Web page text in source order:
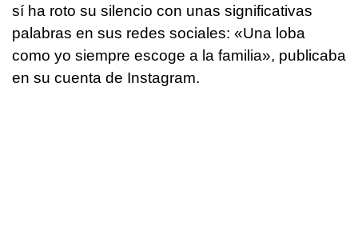
sí ha roto su silencio con unas significativas
palabras en sus redes sociales: «Una loba
como yo siempre escoge a la familia», publicaba
en su cuenta de Instagram.